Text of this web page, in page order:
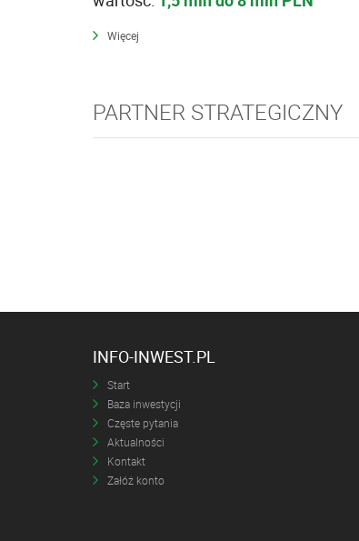
Więcej
PARTNER STRATEGICZNY
INFO-INWEST.PL
Start
Baza inwestycji
Częste pytania
Aktualności
Kontakt
Załóż konto